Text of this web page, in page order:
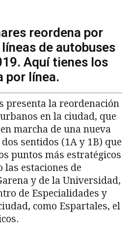
reordena por
de autobuses
Aquí tienes los
por línea.
presenta la reordenación
en la ciudad, que
marcha de una nueva
sentidos (1A y 1B) que
puntos más estratégicos
las estaciones de
y de la Universidad,
de Especialidades y
como Espartales, el